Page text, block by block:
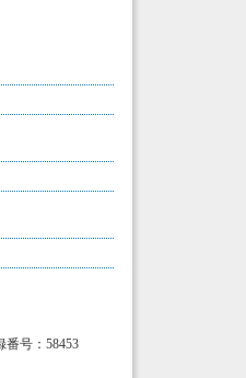
号：58453